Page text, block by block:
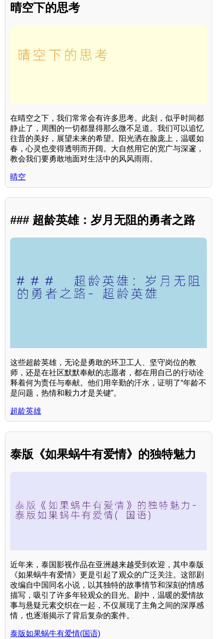
晴空下的思考
在晴空之下，我们常常会有许多思考。此刻，似乎时间都
静止了，周围的一切都显得那么微不足道。我们可以追忆
往昔的美好，展望未来的希望。阳光洒在脸庞上，温暖如
春，心灵也变得透明而开阔。大自然用它的宽广与深邃，
教会我们要勇敢地面对生活中的风风雨雨。
晴空
### 超龄英雄：岁月无阻的勇者之路
这些超龄英雄，无论是勇敢的环卫工人、坚守岗位的教
师，还是在社区默默奉献的志愿者，都在用自己的行动诠
释着何为责任与奉献。他们用辛勤的汗水，证明了“年龄不
是问题，热情和毅力才是关键”。
超龄英雄
泰版《如果蜗牛有爱情》的独特魅力
近年来，泰国影视作品在亚洲越来越受到欢迎，其中泰版
《如果蜗牛有爱情》更是引起了观众的广泛关注。这部剧
改编自中国同名小说，以其独特的故事情节和深刻的情感
描写，吸引了许多年轻观众的目光。剧中，温暖的爱情故
事与悬疑元素交织在一起，不仅展现了主角之间的深厚感
情，也逐渐揭示了背后复杂的案件。
泰版如果蜗牛有爱情(国语)